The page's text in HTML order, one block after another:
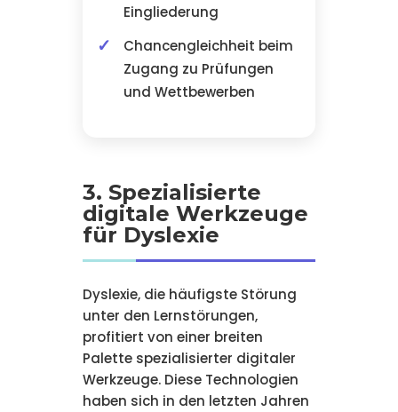
Eingliederung
Chancengleichheit beim
Zugang zu Prüfungen
und Wettbewerben
3. Spezialisierte
digitale Werkzeuge
für Dyslexie
Dyslexie, die häufigste Störung
unter den Lernstörungen,
profitiert von einer breiten
Palette spezialisierter digitaler
Werkzeuge. Diese Technologien
haben sich in den letzten Jahren